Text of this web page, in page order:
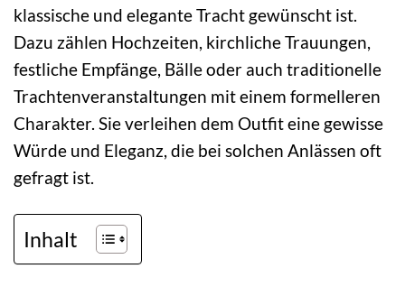
klassische und elegante Tracht gewünscht ist.
Dazu zählen Hochzeiten, kirchliche Trauungen,
festliche Empfänge, Bälle oder auch traditionelle
Trachtenveranstaltungen mit einem formelleren
Charakter. Sie verleihen dem Outfit eine gewisse
Würde und Eleganz, die bei solchen Anlässen oft
gefragt ist.
Inhalt